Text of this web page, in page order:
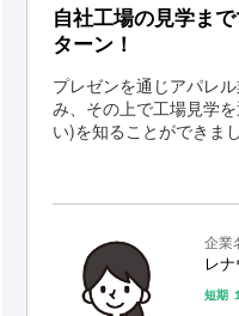
自社工場の見学ま
ターン！
プレゼンを通じアパレ
み、その上で工場見学
い)を知ることができまし
企業
レ
短期